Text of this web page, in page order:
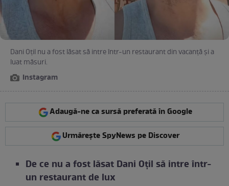
Dani Oțil nu a fost lăsat să intre într-un restaurant din vacanță și a
luat măsuri.
Instagram
Adaugă-ne ca sursă preferată în Google
Urmărește SpyNews pe Discover
De ce nu a fost lăsat Dani Oțil să intre într-
un restaurant de lux